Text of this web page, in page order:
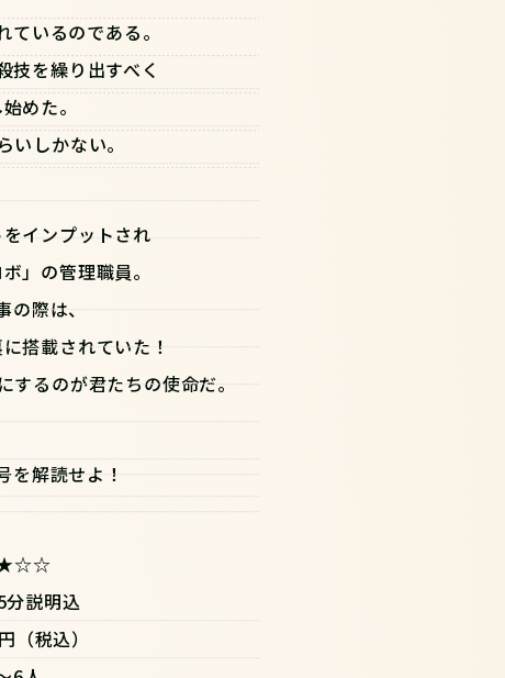
いるのである。
技を繰り出すべく
めた。
しかない。
インプットされ
」の管理職員。
の際は、
搭載されていた！
するのが君たちの使命だ。
を解読せよ！
説明込
（税込）